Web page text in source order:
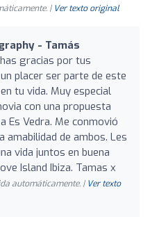
| Ver texto original
- Tamás
gracias por tus
placer ser parte de este
tu vida. Muy especial
con una propuesta
Es Vedra. Me conmovió
de ambos. Les
vida juntos en buena
Island Ibiza. Tamas x
automáticamente. | Ver texto